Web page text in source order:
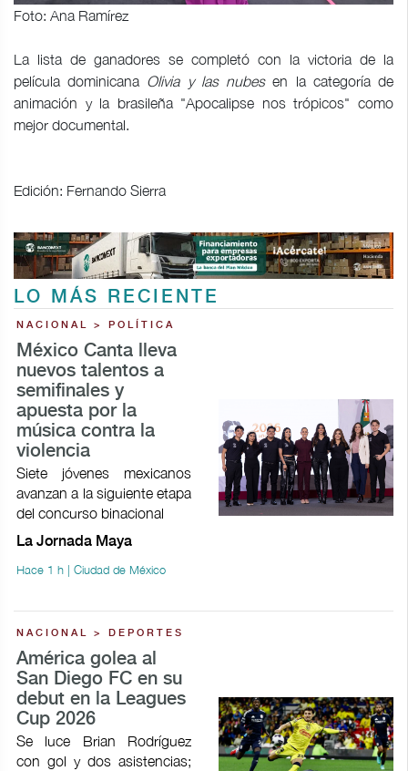
Foto: Ana Ramírez
La lista de ganadores se completó con la victoria de la
película dominicana Olivia y las nubesen la categoría de
animación y la brasileña "Apocalipse nos trópicos" como
mejor documental.
Edición: Fernando Sierra
LO MÁS RECIENTE
NACIONAL > POLÍTICA
México Canta lleva
nuevos talentos a
semifinales y
apuesta por la
música contra la
violencia
Siete jóvenes mexicanos
avanzan a la siguiente etapa
del concurso binacional
La Jornada Maya
Hace 1 h | Ciudad de México
NACIONAL > DEPORTES
América golea al
San Diego FC en su
debut en la Leagues
Cup 2026
Se luce Brian Rodríguez
con gol y dos asistencias;